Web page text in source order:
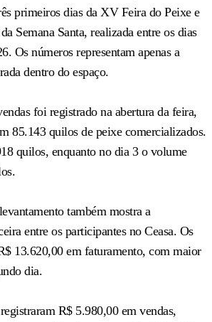
primeiros dias da XV Feira do Peixe e
Semana Santa, realizada entre os dias
Os números representam apenas a
dentro do espaço.
foi registrado na abertura da feira,
85.143 quilos de peixe comercializados.
quilos, enquanto no dia 3 o volume
também mostra a
entre os participantes no Ceasa. Os
13.620,00 em faturamento, com maior
dia.
R$ 5.980,00 em vendas,